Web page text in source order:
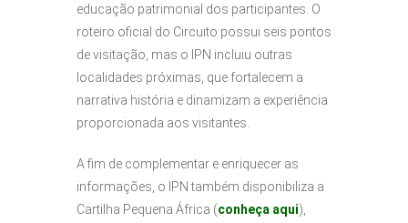
educação patrimonial dos participantes. O
roteiro oficial do Circuito possui seis pontos
de visitação, mas o IPN incluiu outras
localidades próximas, que fortalecem a
narrativa história e dinamizam a experiência
proporcionada aos visitantes.
A fim de complementar e enriquecer as
informações, o IPN também disponibiliza a
Cartilha Pequena África (conheça aqui),